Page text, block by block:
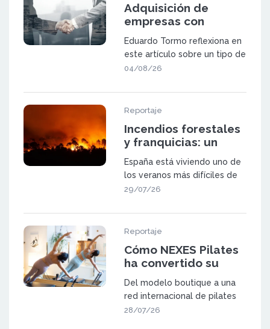
Adquisición de
empresas con
potencial de
expansión mediante
franquicia
Eduardo Tormo reflexiona en
este artículo sobre un tipo de
oportunidad que va a ganar
04/08/26
Reportaje
Incendios forestales
y franquicias: un
sector a prueba
España está viviendo uno de
los veranos más difíciles de
las últimas décadas. Los in
29/07/26
Reportaje
Cómo NEXES Pilates
ha convertido su
metodología en una
red de 23 centros en
España y Suiza
Del modelo boutique a una
red internacional de pilates
NEXES Pilates & Movement
28/07/26